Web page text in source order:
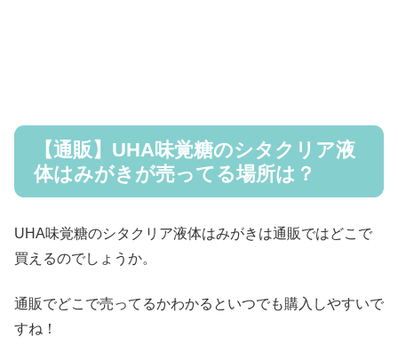
【通販】UHA味覚糖のシタクリア液
体はみがきが売ってる場所は？
UHA味覚糖のシタクリア液体はみがきは通販ではどこで
買えるのでしょうか。
通販でどこで売ってるかわかるといつでも購入しやすいで
すね！